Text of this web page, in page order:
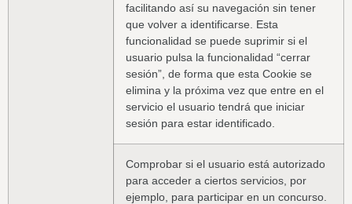
facilitando así su navegación sin tener
que volver a identificarse. Esta
funcionalidad se puede suprimir si el
usuario pulsa la funcionalidad “cerrar
sesión”, de forma que esta Cookie se
elimina y la próxima vez que entre en el
servicio el usuario tendrá que iniciar
sesión para estar identificado.
Comprobar si el usuario está autorizado
para acceder a ciertos servicios, por
ejemplo, para participar en un concurso.